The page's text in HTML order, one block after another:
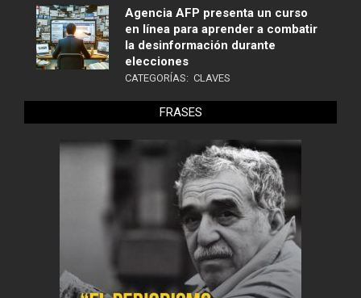
Agencia AFP presenta un curso
en línea para aprender a combatir
la desinformación durante
elecciones
CATEGORÍAS: CLAVES
FRASES